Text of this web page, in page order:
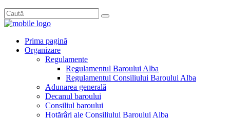
Prima pagină
Organizare
Regulamente
Regulamentul Baroului Alba
Regulamentul Consiliului Baroului Alba
Adunarea generală
Decanul baroului
Consiliul baroului
Hotărâri ale Consiliului Baroului Alba